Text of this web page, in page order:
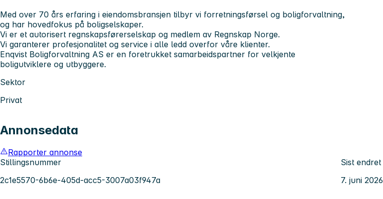
Med over 70 års erfaring i eiendomsbransjen tilbyr vi forretningsførsel og boligforvaltning,
og har hovedfokus på boligselskaper.
Vi er et autorisert regnskapsførerselskap og medlem av Regnskap Norge.
Vi garanterer profesjonalitet og service i alle ledd overfor våre klienter.
Enqvist Boligforvaltning AS er en foretrukket samarbeidspartner for velkjente
boligutviklere og utbyggere.
Sektor
Privat
Annonsedata
Rapporter annonse
Stillingsnummer
2c1e5570-6b6e-405d-acc5-3007a03f947a
Sist endret
7. juni 2026